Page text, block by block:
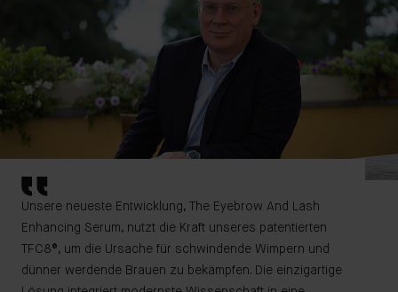
Unsere neueste Entwicklung, The Eyebrow And Lash
Enhancing Serum, nutzt die Kraft unseres patentierten
TFC8®, um die Ursache für schwindende Wimpern und
dünner werdende Brauen zu bekämpfen. Die einzigartige